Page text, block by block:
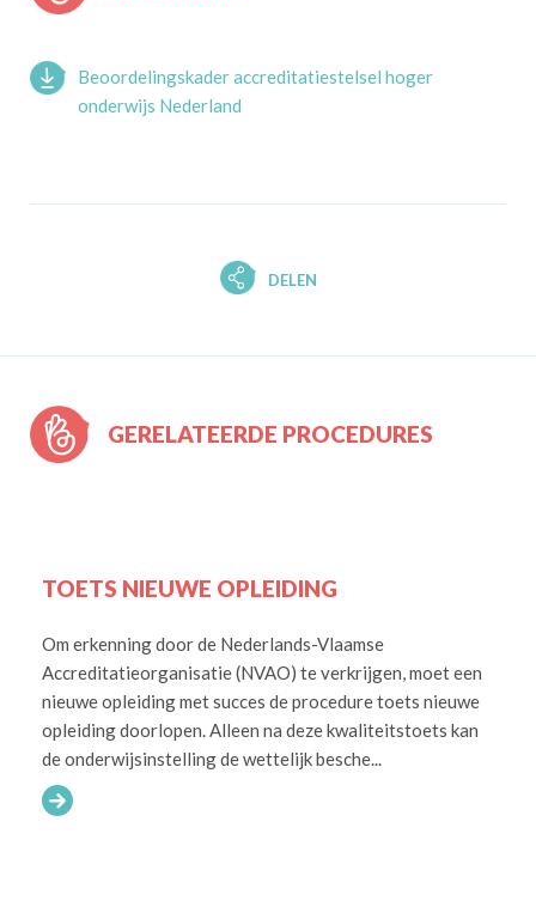
Beoordelingskader accreditatiestelsel hoger
onderwijs Nederland
DELEN
GERELATEERDE PROCEDURES
TOETS NIEUWE OPLEIDING
Om erkenning door de Nederlands-Vlaamse
Accreditatieorganisatie (NVAO) te verkrijgen, moet een
nieuwe opleiding met succes de procedure toets nieuwe
opleiding doorlopen. Alleen na deze kwaliteitstoets kan
de onderwijsinstelling de wettelijk besche...